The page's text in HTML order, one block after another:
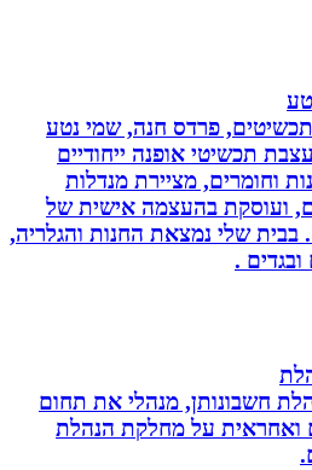
פרדס חנה, שמי נטע
אופנה ייחודיים
מציירת מנדלות
בהעצמה אישית של
שלי נמצאת החנות והגלריה,
.
מנהלי את תחום
על מחלקת הנהלת